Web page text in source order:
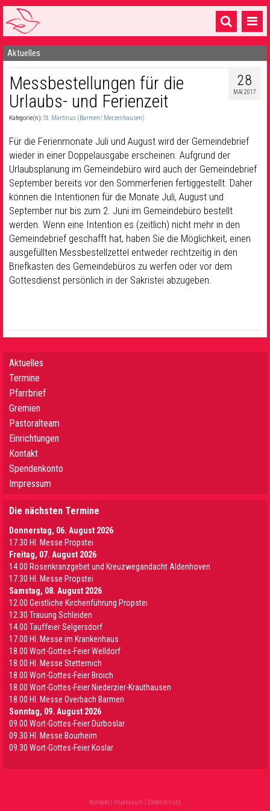
Startseite
1 Pfarrei
16 Gemeinden & mehr
Sakramente & Feste
Gemeinschaft & Soziales
Musik& Kultur
Seelsorge & Kontakt
Aktuelles
28
MAI 2017
Messbestellungen für die
Urlaubs- und Ferienzeit
Kategorie(n):St. Martinus (Barmen/ Merzenhausen)
Für die Ferienmonate Juli und August wird der Gemeindebrief
wieder in einer Doppelausgabe erscheinen. Aufgrund der
Urlaubsplanung im Gemeindebüro wird auch der Gemeindebrief
September bereits vor den Sommerferien fertiggestellt. Daher
können die Intentionen für die Monate Juli, August und
September nur bis zum 2. Juni im Gemeindebüro bestellt
werden. Wenn eine Intention es (zeitlich) nicht mehr in den
Gemeindebrief geschafft hat, haben Sie die Möglichkeit, einen
ausgefüllten Messbestellzettel entweder rechtzeitig in den
Briefkasten des Gemeindebüros zu werfen oder vor dem
Gottesdienst persönlich in der Sakristei abzugeben.
Aktuelles
Termine
Pfarrbrief
Gremien
Pastoralteam
Einrichtungen
Kontakt
Spendenkonto
Impressum
Die nächsten Termine
Donnerstag, 06. August 2026
17.30 Hl. Messe Propstei
Freitag, 07. August 2026
14.00 Rosenkranzgebet und Kreuzwegandacht Aldenhoven
17.30 Hl. Messe Propstei
Samstag, 08. August 2026
12.00 Geistliche Kirchenführung Propstei
12.30 Trauung Schleiden
14.00 Tauffeier Selgersdorf
17.00 Hl. Messe im Krankenhaus
18.00 Wort-Gottes-Feier Welldorf
18.00 Hl. Messe Stetternich
18.00 Wort-Gottes-Feier Broich
18.00 Wort-Gottes-Feier Niederzier-Krauthausen
18.00 Hl. Messe Overbach Barmen
Sonntag, 09. August 2026
09.00 Wort-Gottes-Feier Dürboslar
09.30 HI. Messe Bourheim
09.30 Wort-Gottes-Feier Koslar
Kontakt | Impressum | Datenschutz